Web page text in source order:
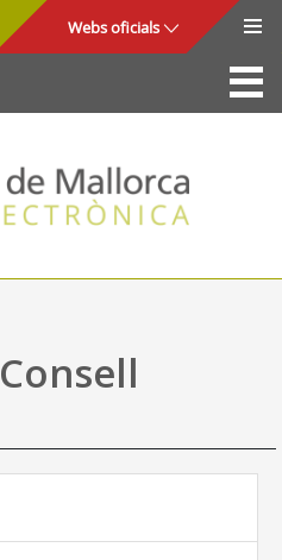
Webs oficials
La Seu
Consell de Mallorca
Accés i seguretat
Utilitats
Ajuda